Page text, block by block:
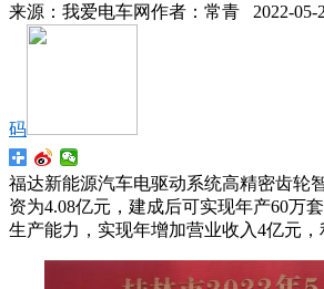
来源： 我爱电车网作者： 常青 2022-05-
码
福达新能源汽车电驱动系统高精密齿轮
资为4.08亿元，建成后可实现年产60万
生产能力，实现年增加营业收入4亿元，